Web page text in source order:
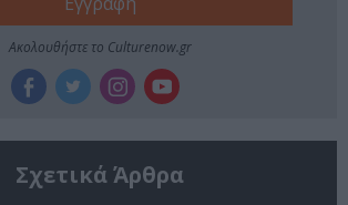
Ακολουθήστε το Culturenow.gr
Σχετικά Άρθρα